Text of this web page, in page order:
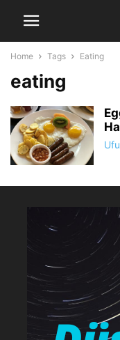
Home Tags Eating
eating